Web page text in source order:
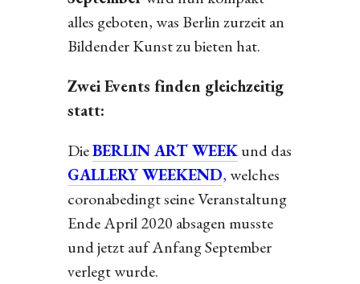
alles geboten, was Berlin zurzeit an
Bildender Kunst zu bieten hat.
Zwei Events finden gleichzeitig
statt:
DieBERLIN ART WEEKund das
GALLERY WEEKEND,welches
coronabedingt seine Veranstaltung
Ende April 2020 absagen musste
und jetzt auf Anfang September
verlegt wurde.